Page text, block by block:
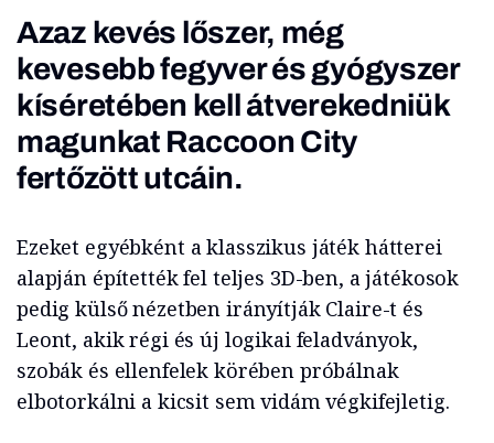
Azaz kevés lőszer, még
kevesebb fegyver és gyógyszer
kíséretében kell átverekedniük
magunkat Raccoon City
fertőzött utcáin.
Ezeket egyébként a klasszikus játék hátterei
alapján építették fel teljes 3D-ben, a játékosok
pedig külső nézetben irányítják Claire-t és
Leont, akik régi és új logikai feladványok,
szobák és ellenfelek körében próbálnak
elbotorkálni a kicsit sem vidám végkifejletig.